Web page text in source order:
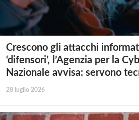
Crescono gli attacchi
‘difensori’, l’Agenzia per la
Nazionale avvisa: servono
28 luglio 2026